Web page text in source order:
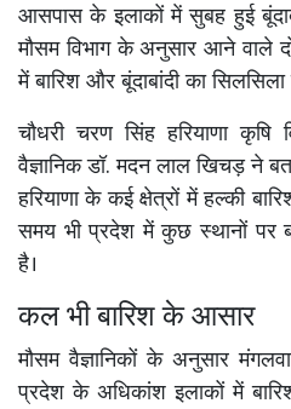
आसपास के इलाकों में सुबह हुई
मौसम विभाग के अनुसार आने वाले
में बारिश और बूंदाबांदी का
चौधरी चरण सिंह हरियाणा कृषि
वैज्ञानिक डॉ. मदन लाल खिचड़ ने
हरियाणा के कई क्षेत्रों में हल्की
समय भी प्रदेश में कुछ स्थानों पर
है।
कल भी बारिश के आसार
मौसम वैज्ञानिकों के अनुसार
प्रदेश के अधिकांश इलाकों में